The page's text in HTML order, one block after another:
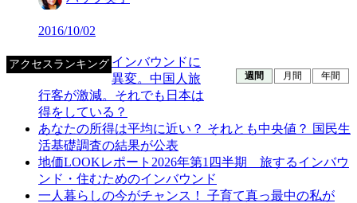
2016/10/02
アクセスランキング
週間 月間 年間
インバウンドに
異変。中国人旅
行客が激減。それでも日本は
得をしている？
あなたの所得は平均に近い？ それとも中央値？ 国民生
活基礎調査の結果が公表
地価LOOKレポート2026年第1四半期 旅するインバウ
ンド・住むためのインバウンド
一人暮らしの今がチャンス！ 子育て真っ最中の私が